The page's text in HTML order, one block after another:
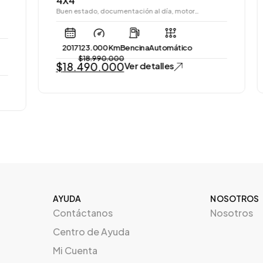
Buen estado, documentación al día, motor…
2017123.000 KmBencinaAutomático
18.990.000
18.490.000Ver detalles
AYUDA
Contáctanos
Centro de Ayuda
Mi Cuenta
NOSOTROS
Nosotros